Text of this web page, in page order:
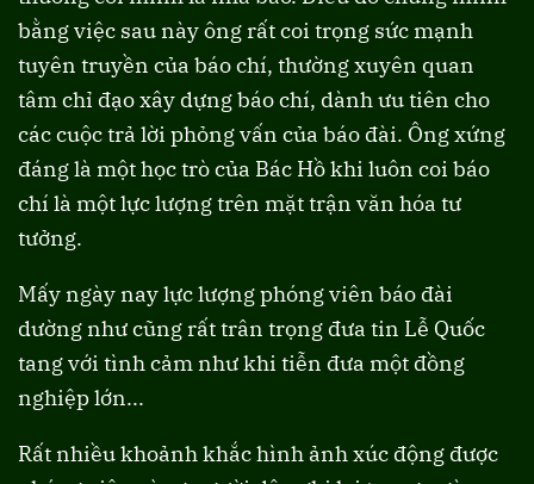
bằng việc sau này ông rất coi trọng sức mạnh
tuyên truyền của báo chí, thường xuyên quan
tâm chỉ đạo xây dựng báo chí, dành ưu tiên cho
các cuộc trả lời phỏng vấn của báo đài. Ông xứng
đáng là một học trò của Bác Hồ khi luôn coi báo
chí là một lực lượng trên mặt trận văn hóa tư
tưởng.
Mấy ngày nay lực lượng phóng viên báo đài
dường như cũng rất trân trọng đưa tin Lễ Quốc
tang với tình cảm như khi tiễn đưa một đồng
nghiệp lớn...
Rất nhiều khoảnh khắc hình ảnh xúc động được